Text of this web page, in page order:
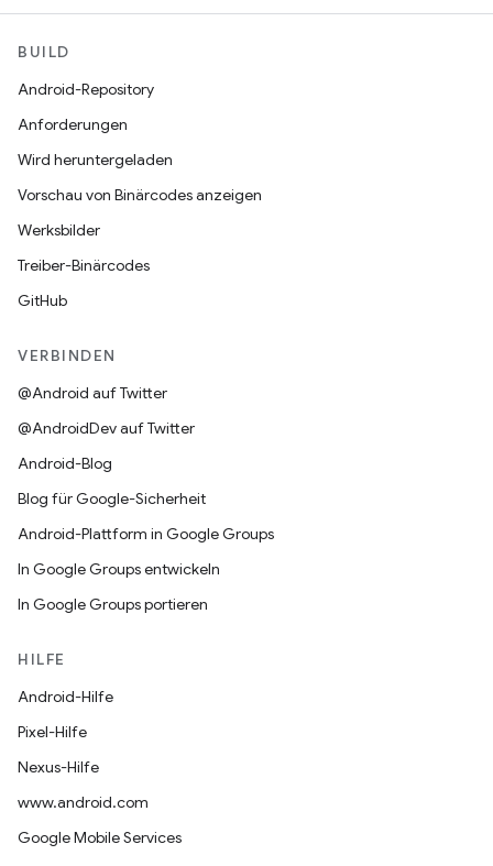
BUILD
Android-Repository
Anforderungen
Wird heruntergeladen
Vorschau von Binärcodes anzeigen
Werksbilder
Treiber-Binärcodes
GitHub
VERBINDEN
@Android auf Twitter
@AndroidDev auf Twitter
Android-Blog
Blog für Google-Sicherheit
Android-Plattform in Google Groups
In Google Groups entwickeln
In Google Groups portieren
HILFE
Android-Hilfe
Pixel-Hilfe
Nexus-Hilfe
www.android.com
Google Mobile Services